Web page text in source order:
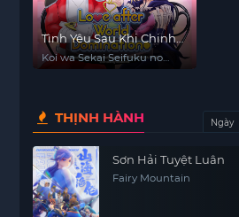
Tình Yêu Sau Khi Chinh
Phục Thế Giới
Koi wa Sekai Seifuku no
THỊNH HÀNH Ngày
Sơn Hải Tuyệt Luân
Fairy Mountain